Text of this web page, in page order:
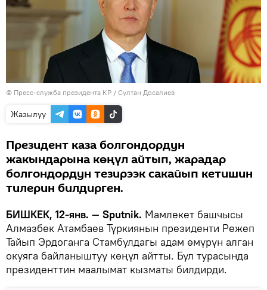
© Пресс-служба президента КР / Султан Досалиев
Жазылуу
Президент каза болгондордун
жакындарына көңүл айтып, жарадар
болгондордун тезирээк сакайып кетишин
тилерин билдирген.
БИШКЕК, 12-янв. — Sputnik. Мамлекет башчысы
Алмазбек Атамбаев Түркиянын президенти Режеп
Тайып Эрдоганга Стамбулдагы адам өмүрүн алган
окуяга байланыштуу көңүл айтты. Бул турасында
президенттин маалымат кызматы билдирди.